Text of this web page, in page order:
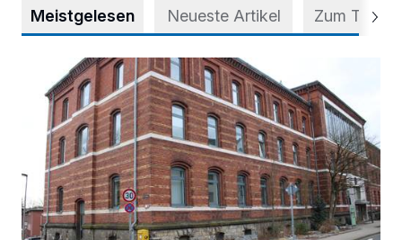
Meistgelesen Neueste Artikel Zum Thema
Abstimmung für Heimatpreis noch möglich